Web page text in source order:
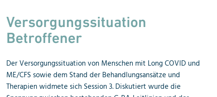
Versorgungssituation
Betroffener
Der Versorgungssituation von Menschen mit Long COVID und
ME/CFS sowie dem Stand der Behandlungsansätze und
Therapien widmete sich Session 3. Diskutiert wurde die